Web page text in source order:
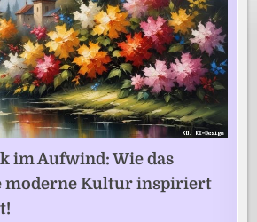
im Aufwind: Wie das
moderne Kultur inspiriert